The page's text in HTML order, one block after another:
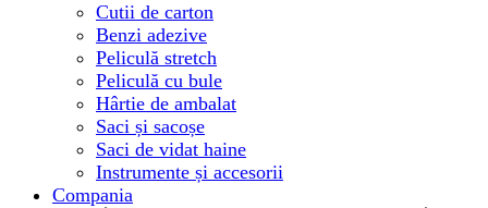
Cutii de carton
Benzi adezive
Peliculă stretch
Peliculă cu bule
Hârtie de ambalat
Saci și sacoșe
Saci de vidat haine
Instrumente și accesorii
Compania